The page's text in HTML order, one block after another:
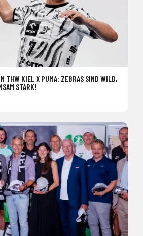
THW KIEL X PUMA: ZEBRAS SIND WILD,
STARK!